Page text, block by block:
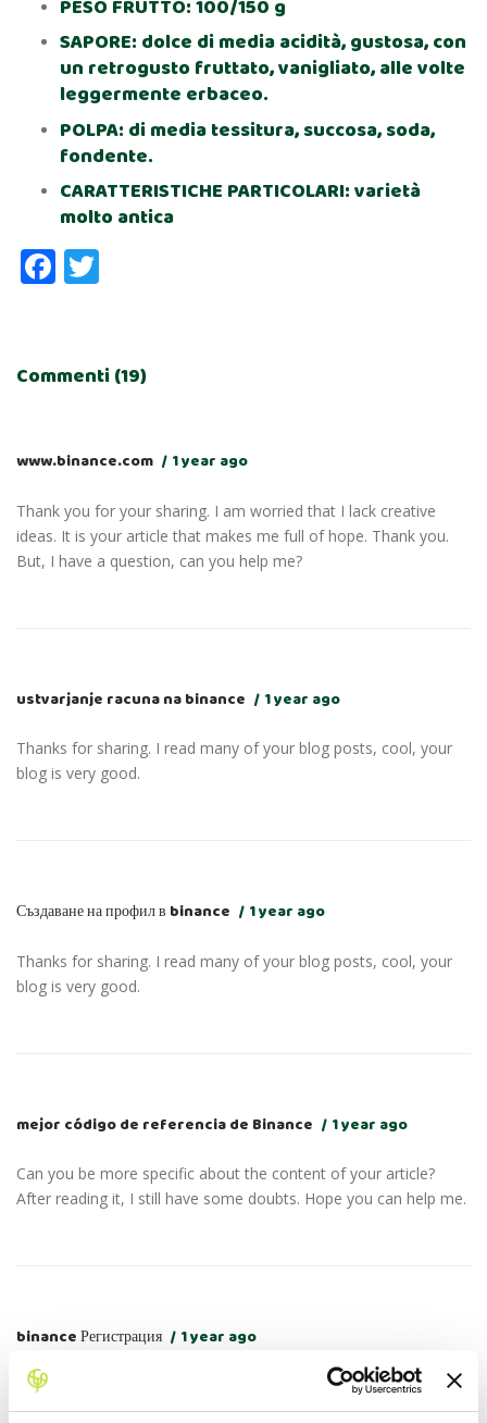
PESO FRUTTO: 100/150 g
SAPORE: dolce di media acidità, gustosa, con
un retrogusto fruttato, vanigliato, alle volte
leggermente erbaceo.
POLPA: di media tessitura, succosa, soda,
fondente.
CARATTERISTICHE PARTICOLARI: varietà
molto antica
Facebook
Commenti (19)
www.binance.com 1 year ago
Thank you for your sharing. I am worried that I lack creative
ideas. It is your article that makes me full of hope. Thank you.
But, I have a question, can you help me?
ustvarjanje racuna na binance 1 year ago
Thanks for sharing. I read many of your blog posts, cool, your
blog is very good.
Създаване на профил в binance 1 year ago
Thanks for sharing. I read many of your blog posts, cool, your
blog is very good.
mejor código de referencia de Binance 1 year ago
Can you be more specific about the content of your article?
After reading it, I still have some doubts. Hope you can help me.
binance Регистрация 1 year ago
Your article helped me a lot, is there any more related content?
Thanks!